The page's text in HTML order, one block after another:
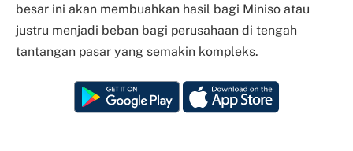
besar ini akan membuahkan hasil bagi Miniso atau
justru menjadi beban bagi perusahaan di tengah
tantangan pasar yang semakin kompleks.